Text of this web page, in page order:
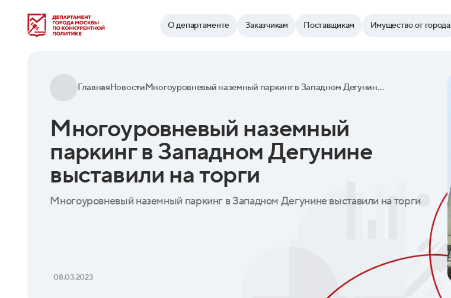
О департаменте Заказчикам Поставщикам Имущество от города
ГлавнаяНовости Многоуровневый наземный паркинг в Западном Дегунине выставили на торги
Многоуровневый наземный
паркинг в Западном Дегунине
выставили на торги
Многоуровневый наземный паркинг в Западном Дегунине выставили на торги
08.03.2023